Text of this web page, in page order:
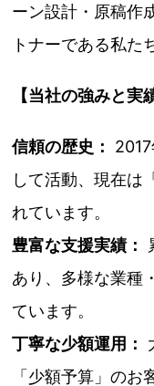
ーン設計・原稿作
トナーである私た
【当社の強みと実
信頼の歴史：
して活動、現在は
れています。
豊富な支援実績：
あり、多様な業種
ています。
丁寧な少額運用：
「少額予算」の